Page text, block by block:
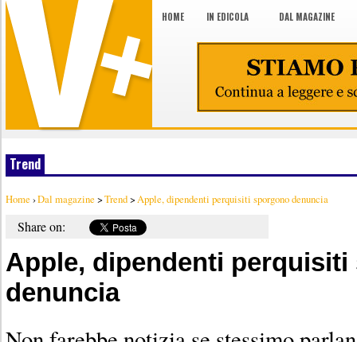
HOME IN EDICOLA DAL MAGAZINE
Trend
Home ›Dal magazine >Trend>Apple, dipendenti perquisiti sporgono denuncia
Share on:
Apple, dipendenti
denuncia